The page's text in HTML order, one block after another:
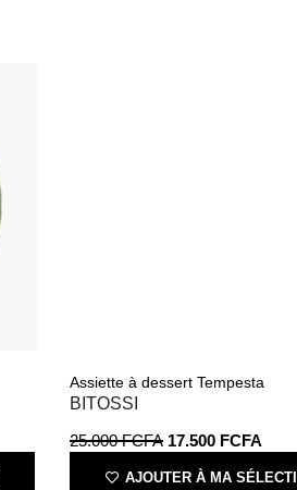
Assiette à dessert Tempesta
BITOSSI
25.000FCFA 17.500 FCFA
AJOUTER À MA